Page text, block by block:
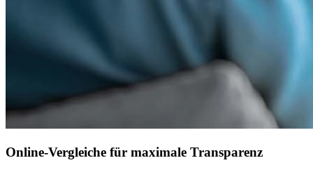
Online-Vergleiche für maximale Transparenz